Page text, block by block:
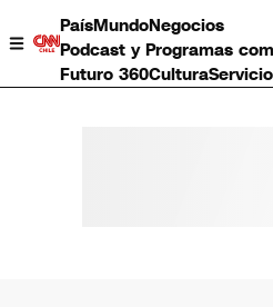
PaísMundoNegocios
Podcast y Programas
Futuro 360Cultura